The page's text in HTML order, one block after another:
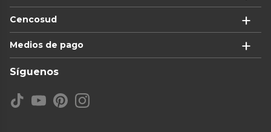
Cencosud
Medios de pago
Síguenos